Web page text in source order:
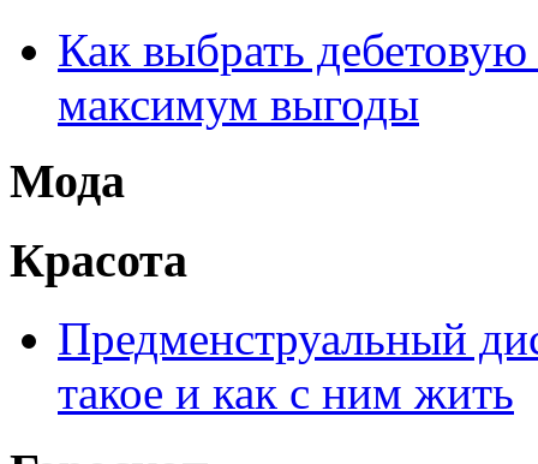
Как выбрать дебетовую
максимум выгоды
Мода
Красота
Предменструальный
такое и как с ним жить